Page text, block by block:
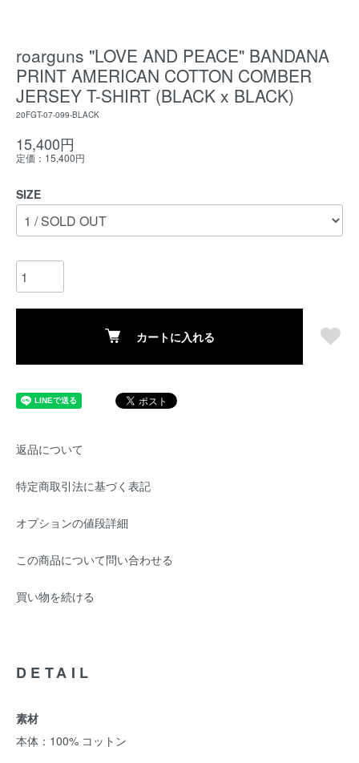
roarguns "LOVE AND PEACE" BANDANA
PRINT AMERICAN COTTON COMBER
JERSEY T-SHIRT (BLACK x BLACK)
20FGT-07-099-BLACK
15,400円
定価：15,400円
SIZE
カートに入れる
返品について
特定商取引法に基づく表記
オプションの値段詳細
この商品について問い合わせる
買い物を続ける
DETAIL
素材
本体：100% コットン